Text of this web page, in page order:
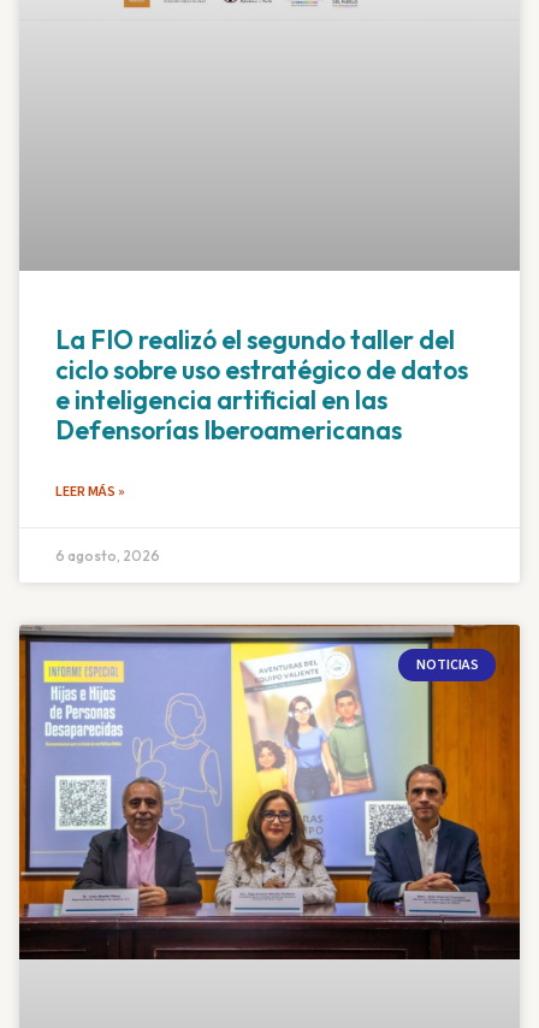
La FIO realizó el segundo taller del
ciclo sobre uso estratégico de datos
e inteligencia artificial en las
Defensorías Iberoamericanas
LEER MÁS »
6 agosto, 2026
NOTICIAS